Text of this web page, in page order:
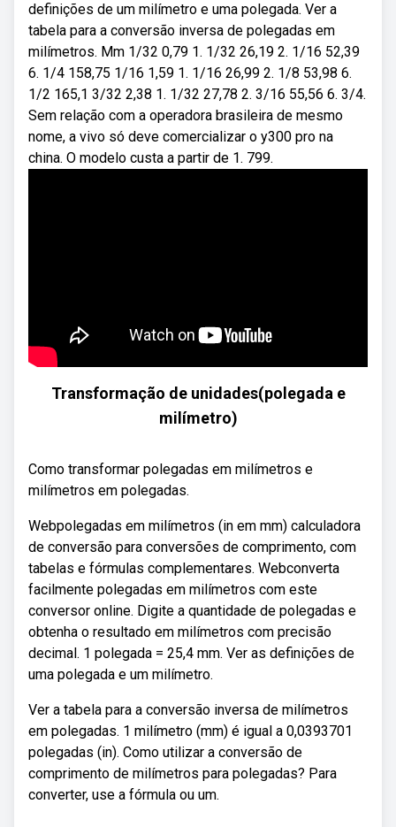
definições de um milímetro e uma polegada. Ver a
tabela para a conversão inversa de polegadas em
milímetros. Mm 1/32 0,79 1. 1/32 26,19 2. 1/16 52,39
6. 1/4 158,75 1/16 1,59 1. 1/16 26,99 2. 1/8 53,98 6.
1/2 165,1 3/32 2,38 1. 1/32 27,78 2. 3/16 55,56 6. 3/4.
Sem relação com a operadora brasileira de mesmo
nome, a vivo só deve comercializar o y300 pro na
china. O modelo custa a partir de 1. 799.
Transformação de unidades(polegada e
milímetro)
Como transformar polegadas em milímetros e
milímetros em polegadas.
Webpolegadas em milímetros (in em mm) calculadora
de conversão para conversões de comprimento, com
tabelas e fórmulas complementares. Webconverta
facilmente polegadas em milímetros com este
conversor online. Digite a quantidade de polegadas e
obtenha o resultado em milímetros com precisão
decimal. 1 polegada = 25,4 mm. Ver as definições de
uma polegada e um milímetro.
Ver a tabela para a conversão inversa de milímetros
em polegadas. 1 milímetro (mm) é igual a 0,0393701
polegadas (in). Como utilizar a conversão de
comprimento de milímetros para polegadas? Para
converter, use a fórmula ou um.